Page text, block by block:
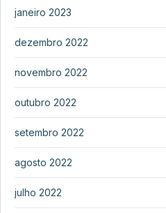
janeiro 2023
dezembro 2022
novembro 2022
outubro 2022
setembro 2022
agosto 2022
julho 2022